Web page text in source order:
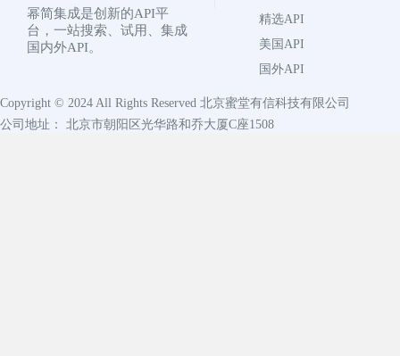
幂简集成是创新的API平
台，一站搜索、试用、集成
国内外API。
精选API
美国API
国外API
Copyright © 2024 All Rights Reserved 北京蜜堂有信科技有限公司
公司地址： 北京市朝阳区光华路和乔大厦C座1508